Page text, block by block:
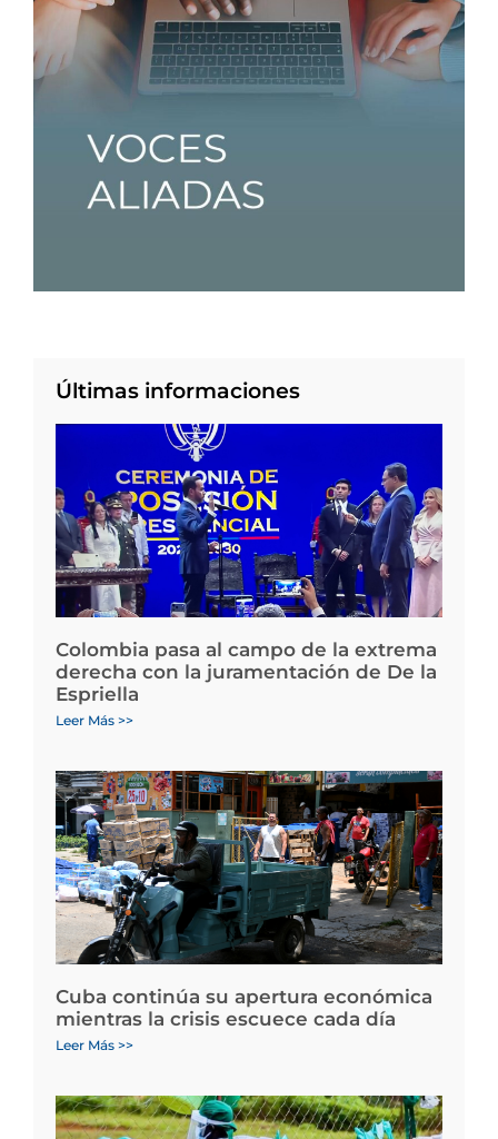
Últimas informaciones
Colombia pasa al campo de la extrema
derecha con la juramentación de De la
Espriella
Leer Más >>
Cuba continúa su apertura económica
mientras la crisis escuece cada día
Leer Más >>